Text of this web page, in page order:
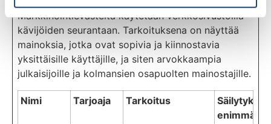
Markkinointievästeitä käytetään verkkosivustoilla
kävijöiden seurantaan. Tarkoituksena on näyttää
mainoksia, jotka ovat sopivia ja kiinnostavia
yksittäisille käyttäjille, ja siten arvokkaampia
julkaisijoille ja kolmansien osapuolten mainostajille.
Nimi Tarjoaja Tarkoitus
Säilytyksen